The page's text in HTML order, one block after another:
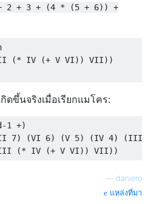
2 + 3 + (4 * (5 + 6)) +
(* IV (+ V VI)) VII))
ดขึ้นจริงเมื่อเรียกแมโคร:
1 +)
7) (VI 6) (V 5) (IV 4) (III
(* IV (+ V VI)) VII))
daniero
แหล่งที่มา